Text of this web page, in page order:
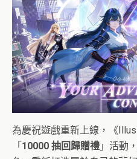
為慶祝遊戲重新上線，《
「 10000 抽回歸贈禮 」活動